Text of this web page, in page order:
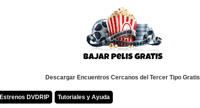
Descargar Encuentros Cercanos del Tercer Tipo Gratis
Estrenos DVDRIP Tutoriales y Ayuda